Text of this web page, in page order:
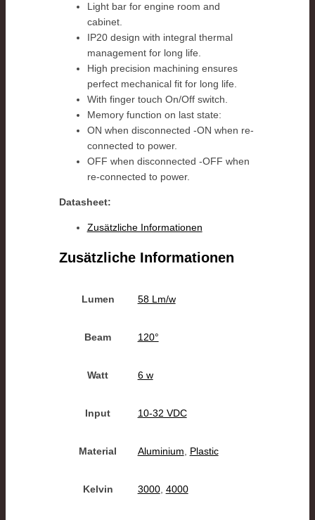
Light bar for engine room and
cabinet.
IP20 design with integral thermal
management for long life.
High precision machining ensures
perfect mechanical fit for long life.
With finger touch On/Off switch.
Memory function on last state:
ON when disconnected -ON when re-
connected to power.
OFF when disconnected -OFF when
re-connected to power.
Datasheet:
Zusätzliche Informationen
Zusätzliche Informationen
Lumen 58 Lm/w
Beam 120°
Watt 6 w
Input 10-32 VDC
Material Aluminium, Plastic
Kelvin 3000, 4000